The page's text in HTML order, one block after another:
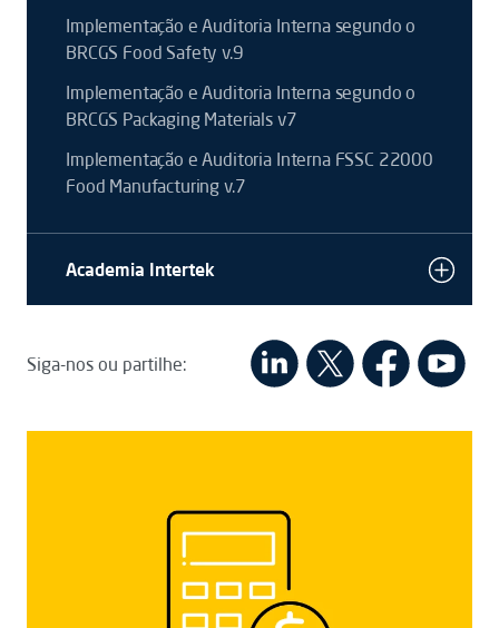
Implementação e Auditoria Interna segundo o
BRCGS Food Safety v.9
Implementação e Auditoria Interna segundo o
BRCGS Packaging Materials v7
Implementação e Auditoria Interna FSSC 22000
Food Manufacturing v.7
Academia Intertek
Siga-nos ou partilhe: